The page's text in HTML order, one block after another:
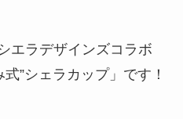
エラデザインズコラボ
式”シェラカップ」です！